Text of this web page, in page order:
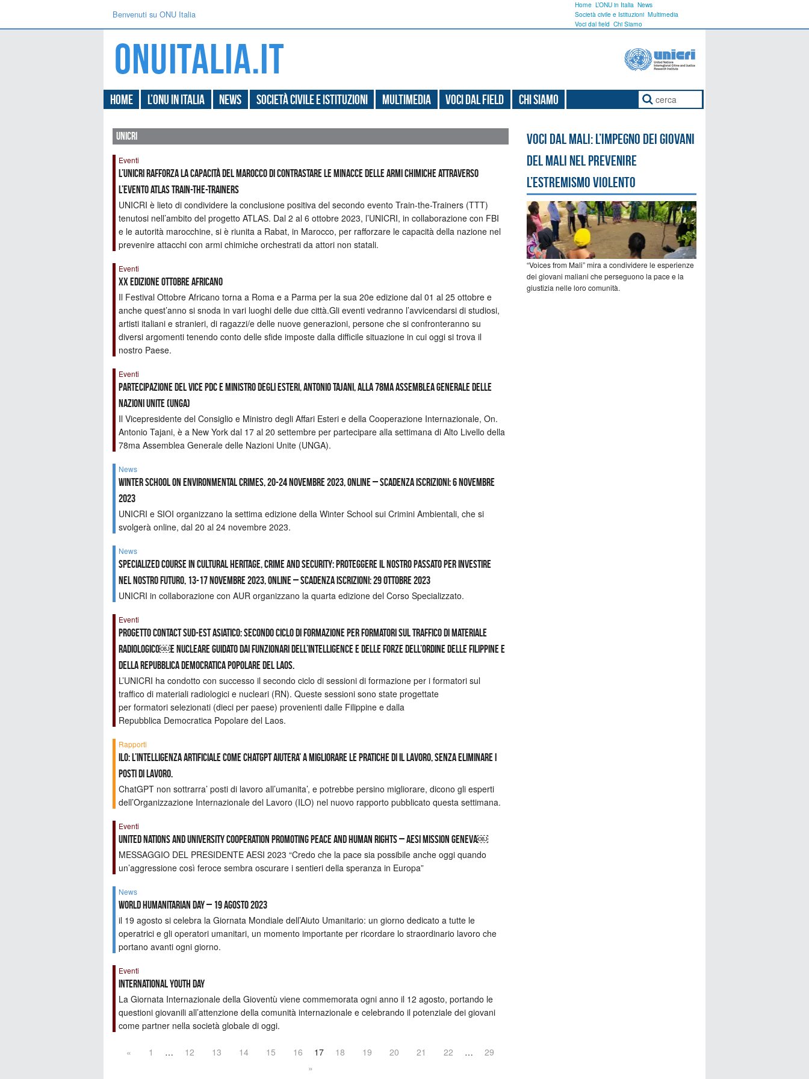
Benvenuti su ONU Italia
Home L’ONU in Italia News
Società civile e Istituzioni Multimedia
Voci dal field Chi Siamo
Home L’ONU in Italia News Società civile e Istituzioni Multimedia Voci dal field Chi Siamo
unicri
Eventi
L’UNICRI rafforza la capacità del Marocco di contrastare le minacce delle armi chimiche attraverso
l’evento ATLAS Train-the-Trainers
UNICRI è lieto di condividere la conclusione positiva del secondo evento Train-the-Trainers (TTT)
tenutosi nell’ambito del progetto ATLAS. Dal 2 al 6 ottobre 2023, l’UNICRI, in collaborazione con FBI
e le autorità marocchine, si è riunita a Rabat, in Marocco, per rafforzare le capacità della nazione nel
prevenire attacchi con armi chimiche orchestrati da attori non statali.
Eventi
XX Edizione Ottobre Africano
Il Festival Ottobre Africano torna a Roma e a Parma per la sua 20e edizione dal 01 al 25 ottobre e
anche quest’anno si snoda in vari luoghi delle due città.Gli eventi vedranno l’avvicendarsi di studiosi,
artisti italiani e stranieri, di ragazzi/e delle nuove generazioni, persone che si confronteranno su
diversi argomenti tenendo conto delle sfide imposte dalla difficile situazione in cui oggi si trova il
nostro Paese.
Eventi
Partecipazione del Vice PdC e Ministro degli Esteri, Antonio Tajani, alla 78ma Assemblea Generale delle
Nazioni Unite (UNGA)
Il Vicepresidente del Consiglio e Ministro degli Affari Esteri e della Cooperazione Internazionale, On.
Antonio Tajani, è a New York dal 17 al 20 settembre per partecipare alla settimana di Alto Livello della
78ma Assemblea Generale delle Nazioni Unite (UNGA).
News
Winter School on Environmental Crimes, 20-24 novembre 2023, online – Scadenza iscrizioni: 6 novembre
2023
UNICRI e SIOI organizzano la settima edizione della Winter School sui Crimini Ambientali, che si
svolgerà online, dal 20 al 24 novembre 2023.
News
Specialized Course in Cultural Heritage, Crime and Security: proteggere il nostro passato per investire
nel nostro futuro, 13-17 novembre 2023, online – Scadenza iscrizioni: 29 ottobre 2023
UNICRI in collaborazione con AUR organizzano la quarta edizione del Corso Specializzato.
Eventi
Progetto CONTACT Sud-est asiatico: secondo ciclo di formazione per formatori sul traffico di materiale
radiologico￼e nucleare guidato dai funzionari dell’intelligence e delle forze dell’ordine delle Filippine e
della Repubblica democratica popolare del Laos.
L’UNICRI ha condotto con successo il secondo ciclo di sessioni di formazione per i formatori sul
traffico di materiali radiologici e nucleari (RN). Queste sessioni sono state progettate
per formatori selezionati (dieci per paese) provenienti dalle Filippine e dalla
Repubblica Democratica Popolare del Laos.
Rapporti
ILO: l’Intelligenza Artificiale come ChatGPT aiutera’ a migliorare le pratiche di il lavoro, senza eliminare i
posti di lavoro.
ChatGPT non sottrarra’ posti di lavoro all’umanita’, e potrebbe persino migliorare, dicono gli esperti
dell’Organizzazione Internazionale del Lavoro (ILO) nel nuovo rapporto pubblicato questa settimana.
Eventi
UNITED NATIONS AND UNIVERSITY COOPERATION PROMOTING PEACE AND HUMAN RIGHTS – AESI MISSION GENEVA￼
MESSAGGIO DEL PRESIDENTE AESI 2023 “Credo che la pace sia possibile anche oggi quando
un’aggressione così feroce sembra oscurare i sentieri della speranza in Europa”
News
World Humanitarian Day – 19 Agosto 2023
il 19 agosto si celebra la Giornata Mondiale dell’Aiuto Umanitario: un giorno dedicato a tutte le
operatrici e gli operatori umanitari, un momento importante per ricordare lo straordinario lavoro che
portano avanti ogni giorno.
Eventi
International Youth Day
La Giornata Internazionale della Gioventù viene commemorata ogni anno il 12 agosto, portando le
questioni giovanili all’attenzione della comunità internazionale e celebrando il potenziale dei giovani
come partner nella società globale di oggi.
« 1 … 12 13 14 15 16 17 18 19 20 21 22 …
29
»
Voci dal Mali: l’impegno dei giovani
del Mali nel prevenire
l’estremismo violento
“Voices from Mali” mira a condividere le esperienze
dei giovani maliani che perseguono la pace e la
giustizia nelle loro comunità.